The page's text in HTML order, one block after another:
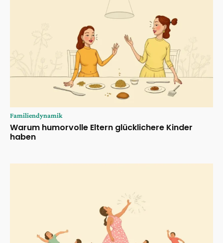
Familiendynamik
Warum humorvolle Eltern glücklichere Kinder
haben